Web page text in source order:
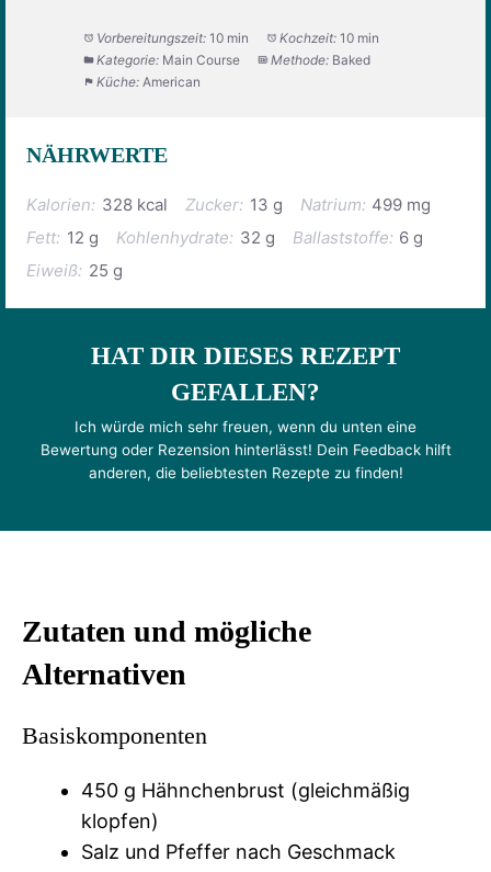
Vorbereitungszeit: 10 min Kochzeit: 10 min
Kategorie: Main Course Methode: Baked
Küche: American
NÄHRWERTE
Kalorien: 328 kcal Zucker: 13 g Natrium: 499 mg
Fett: 12 g Kohlenhydrate: 32 g Ballaststoffe: 6 g
Eiweiß: 25 g
HAT DIR DIESES REZEPT
GEFALLEN?
Ich würde mich sehr freuen, wenn du unten eine
Bewertung oder Rezension hinterlässt! Dein Feedback hilft
anderen, die beliebtesten Rezepte zu finden!
Zutaten und mögliche
Alternativen
Basiskomponenten
450 g Hähnchenbrust (gleichmäßig
klopfen)
Salz und Pfeffer nach Geschmack